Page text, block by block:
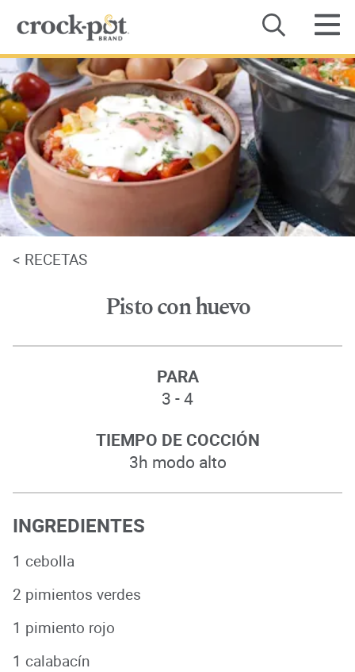
Categoría
Recetas
Dónde comprar
Sobre Nosotros
< RECETAS
Pisto con huevo
PARA
3 - 4
TIEMPO DE COCCIÓN
3h modo alto
INGREDIENTES
1 cebolla
2 pimientos verdes
1 pimiento rojo
1 calabacín